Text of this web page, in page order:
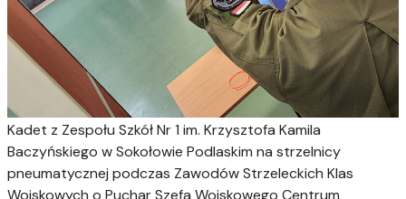
Kadet z Zespołu Szkół Nr 1 im. Krzysztofa Kamila
Baczyńskiego w Sokołowie Podlaskim na strzelnicy
pneumatycznej podczas Zawodów Strzeleckich Klas
Wojskowych o Puchar Szefa Wojskowego Centrum